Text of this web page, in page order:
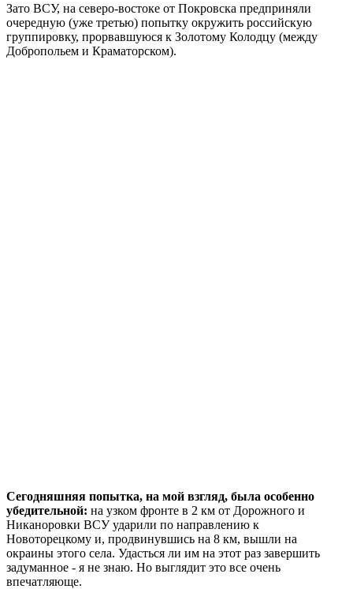
Зато ВСУ, на северо-востоке от Покровска предприняли
очередную (уже третью) попытку окружить российскую
группировку, прорвавшуюся к Золотому Колодцу (между
Добропольем и Краматорском).
Сегодняшняя попытка, на мой взгляд, была особенно
убедительной: на узком фронте в 2 км от Дорожного и
Никаноровки ВСУ ударили по направлению к
Новоторецкому и, продвинувшись на 8 км, вышли на
окраины этого села. Удасться ли им на этот раз завершить
задуманное - я не знаю. Но выглядит это все очень
впечатляюще.